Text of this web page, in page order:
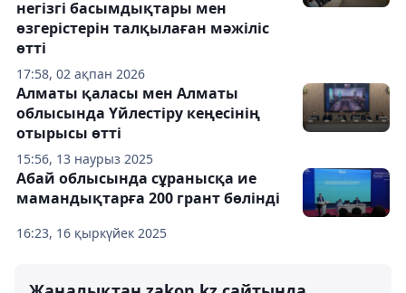
17:58, 02 ақпан 2026
негізгі басымдықтары мен
өзгерістерін талқылаған мәжіліс
өтті
15:56, 13 наурыз 2025
Алматы қаласы мен Алматы
облысында Үйлестіру кеңесінің
отырысы өтті
16:23, 16 қыркүйек 2025
Абай облысында сұранысқа ие
мамандықтарға 200 грант бөлінді